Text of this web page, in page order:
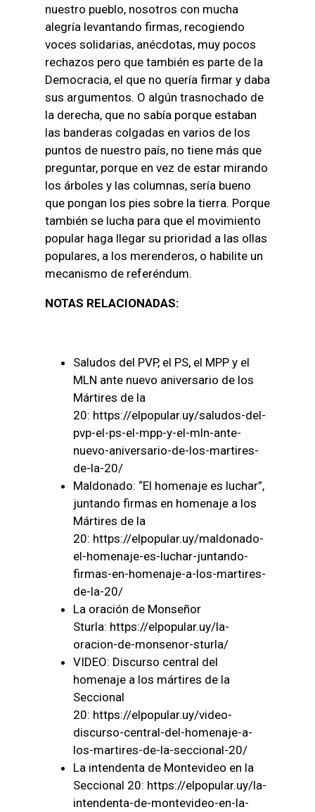
nuestro pueblo, nosotros con mucha
alegría levantando firmas, recogiendo
voces solidarias, anécdotas, muy pocos
rechazos pero que también es parte de la
Democracia, el que no quería firmar y daba
sus argumentos. O algún trasnochado de
la derecha, que no sabía porque estaban
las banderas colgadas en varios de los
puntos de nuestro país, no tiene más que
preguntar, porque en vez de estar mirando
los árboles y las columnas, sería bueno
que pongan los pies sobre la tierra. Porque
también se lucha para que el movimiento
popular haga llegar su prioridad a las ollas
populares, a los merenderos, o habilite un
mecanismo de referéndum.
NOTAS RELACIONADAS:
Saludos del PVP, el PS, el MPP y el
MLN ante nuevo aniversario de los
Mártires de la
20: https://elpopular.uy/saludos-del-
pvp-el-ps-el-mpp-y-el-mln-ante-
nuevo-aniversario-de-los-martires-
de-la-20/
Maldonado: “El homenaje es luchar”,
juntando firmas en homenaje a los
Mártires de la
20: https://elpopular.uy/maldonado-
el-homenaje-es-luchar-juntando-
firmas-en-homenaje-a-los-martires-
de-la-20/
La oración de Monseñor
Sturla: https://elpopular.uy/la-
oracion-de-monsenor-sturla/
VIDEO: Discurso central del
homenaje a los mártires de la
Seccional
20: https://elpopular.uy/video-
discurso-central-del-homenaje-a-
los-martires-de-la-seccional-20/
La intendenta de Montevideo en la
Seccional 20: https://elpopular.uy/la-
intendenta-de-montevideo-en-la-